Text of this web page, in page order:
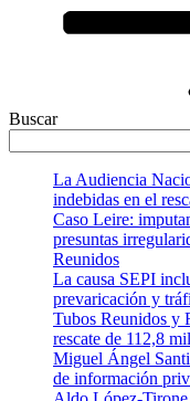
Buscar
La Audiencia
indebidas en el
Caso Leire:
presuntas
Reunidos
La causa SEPI
prevaricación y
Tubos Reunidos y
rescate de 112,8
Miguel Ángel
de información